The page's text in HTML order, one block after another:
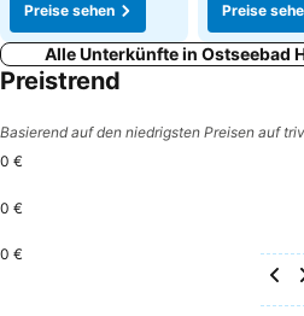
Preise sehen
Preise
Alle Unterkünfte in Ostseebad
Preistrend
Basierend auf den niedrigsten Preisen auf
0 €
0 €
0 €